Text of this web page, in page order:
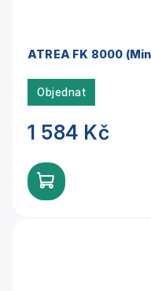
ATREA FK 8000
Objednat
1 584 Kč